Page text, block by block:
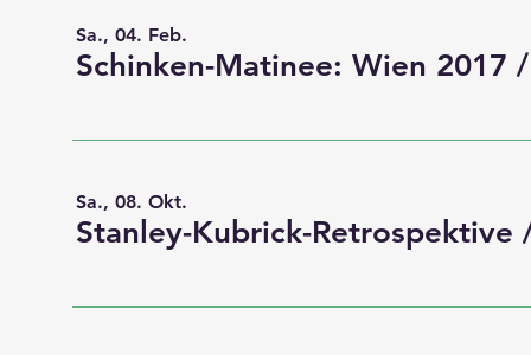
Sa., 04. Feb.
Schinken-Matinee: Wien 2017
Sa., 08. Okt.
Stanley-Kubrick-Retrospektive